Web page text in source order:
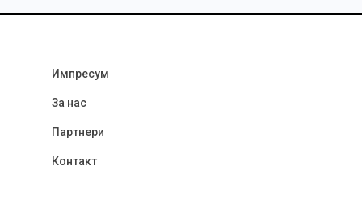
Импресум
За нас
Партнери
Контакт